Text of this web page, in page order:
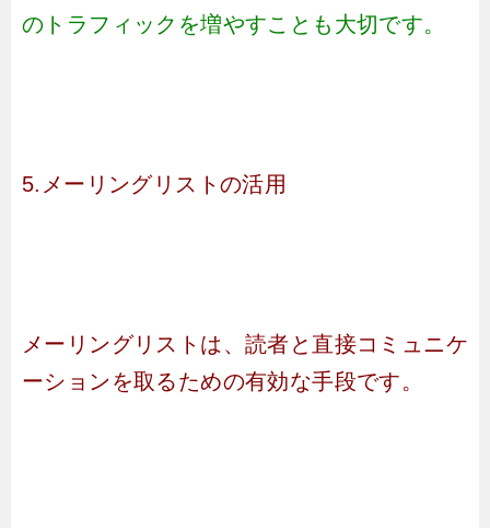
のトラフィックを増やすことも大切です。
5.メーリングリストの活用
メーリングリストは、読者と直接コミュニケ
ーションを取るための有効な手段です。